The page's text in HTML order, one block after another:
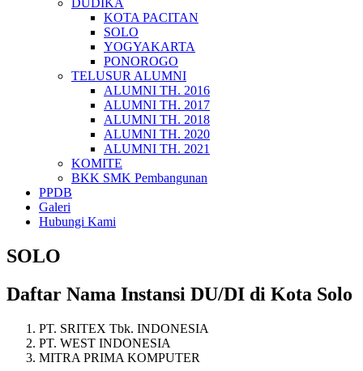
DUDIKA
KOTA PACITAN
SOLO
YOGYAKARTA
PONOROGO
TELUSUR ALUMNI
ALUMNI TH. 2016
ALUMNI TH. 2017
ALUMNI TH. 2018
ALUMNI TH. 2020
ALUMNI TH. 2021
KOMITE
BKK SMK Pembangunan
PPDB
Galeri
Hubungi Kami
SOLO
Daftar Nama Instansi DU/DI di Kota Solo
PT. SRITEX Tbk. INDONESIA
PT. WEST INDONESIA
MITRA PRIMA KOMPUTER